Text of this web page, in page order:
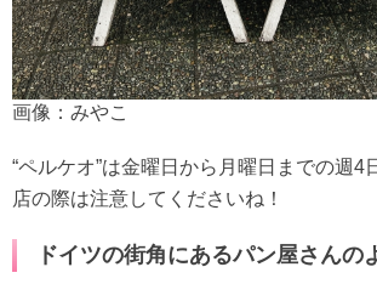
画像：みやこ
“ペルケオ”は金曜日から月曜日までの週4
店の際は注意してくださいね！
ドイツの街角にあるパン屋さんの